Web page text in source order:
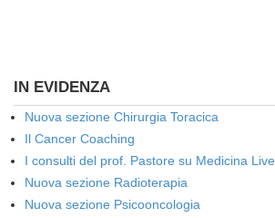
IN EVIDENZA
Nuova sezione Chirurgia Toracica
Il Cancer Coaching
I consulti del prof. Pastore su Medicina Live
Nuova sezione Radioterapia
Nuova sezione Psicooncologia